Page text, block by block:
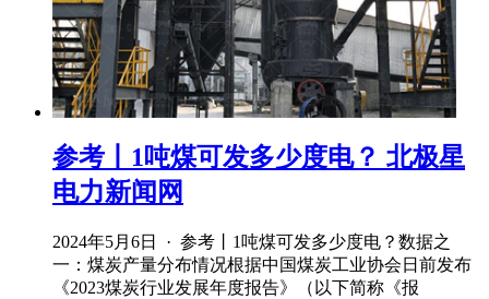
参考丨1吨煤可发多少度电？ 北极星
电力新闻网
2024年5月6日 · 参考丨1吨煤可发多少度电？数据之
一：煤炭产量分布情况根据中国煤炭工业协会日前发布
《2023煤炭行业发展年度报告》（以下简称《报